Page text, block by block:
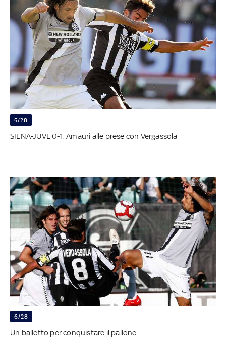
5/28
SIENA-JUVE 0-1. Amauri alle prese con Vergassola
6/28
Un balletto per conquistare il pallone...